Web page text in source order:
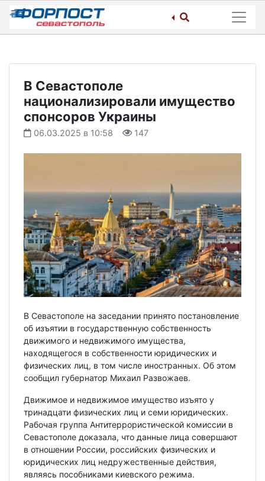
Skip
content
В Севастополе
национализировали имущество
спонсоров Украины
06.03.2025 в 10:58 147
В Севастополе на заседании принято постановление
об изъятии в государственную собственность
движимого и недвижимого имущества,
находящегося в собственности юридических и
физических лиц, в том числе иностранных. Об этом
сообщил губернатор Михаил Развожаев.
Движимое и недвижимое имущество изъято у
тринадцати физических лиц и семи юридических.
Рабочая группа Антитеррористической комиссии в
Севастополе доказала, что данные лица совершают
в отношении России, российских физических и
юридических лиц недружественные действия,
являясь пособниками киевского режима.